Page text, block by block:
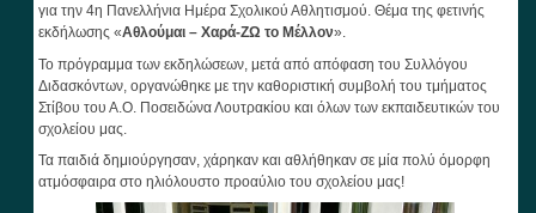
για την 4η Πανελλήνια Ημέρα Σχολικού Αθλητισμού. Θέμα της φετινής
εκδήλωσης «Αθλούμαι – Χαρά-ΖΩ το Μέλλον».
Το πρόγραμμα των εκδηλώσεων, μετά από απόφαση του Συλλόγου
Διδασκόντων, οργανώθηκε με την καθοριστική συμβολή του τμήματος
Στίβου του Α.Ο. Ποσειδώνα Λουτρακίου και όλων των εκπαιδευτικών του
σχολείου μας.
Τα παιδιά δημιούργησαν, χάρηκαν και αθλήθηκαν σε μία πολύ όμορφη
ατμόσφαιρα στο ηλιόλουστο προαύλιο του σχολείου μας!